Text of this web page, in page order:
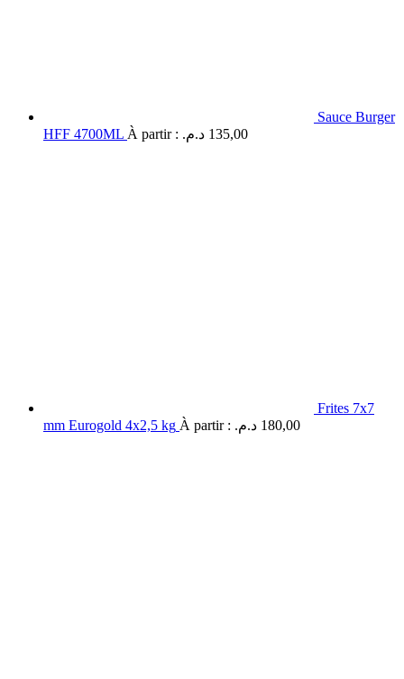
Sauce Burger
HFF 4700ML À partir : 135,00 د.م.
Frites 7x7
mm Eurogold 4x2,5 kg À partir : 180,00 د.م.